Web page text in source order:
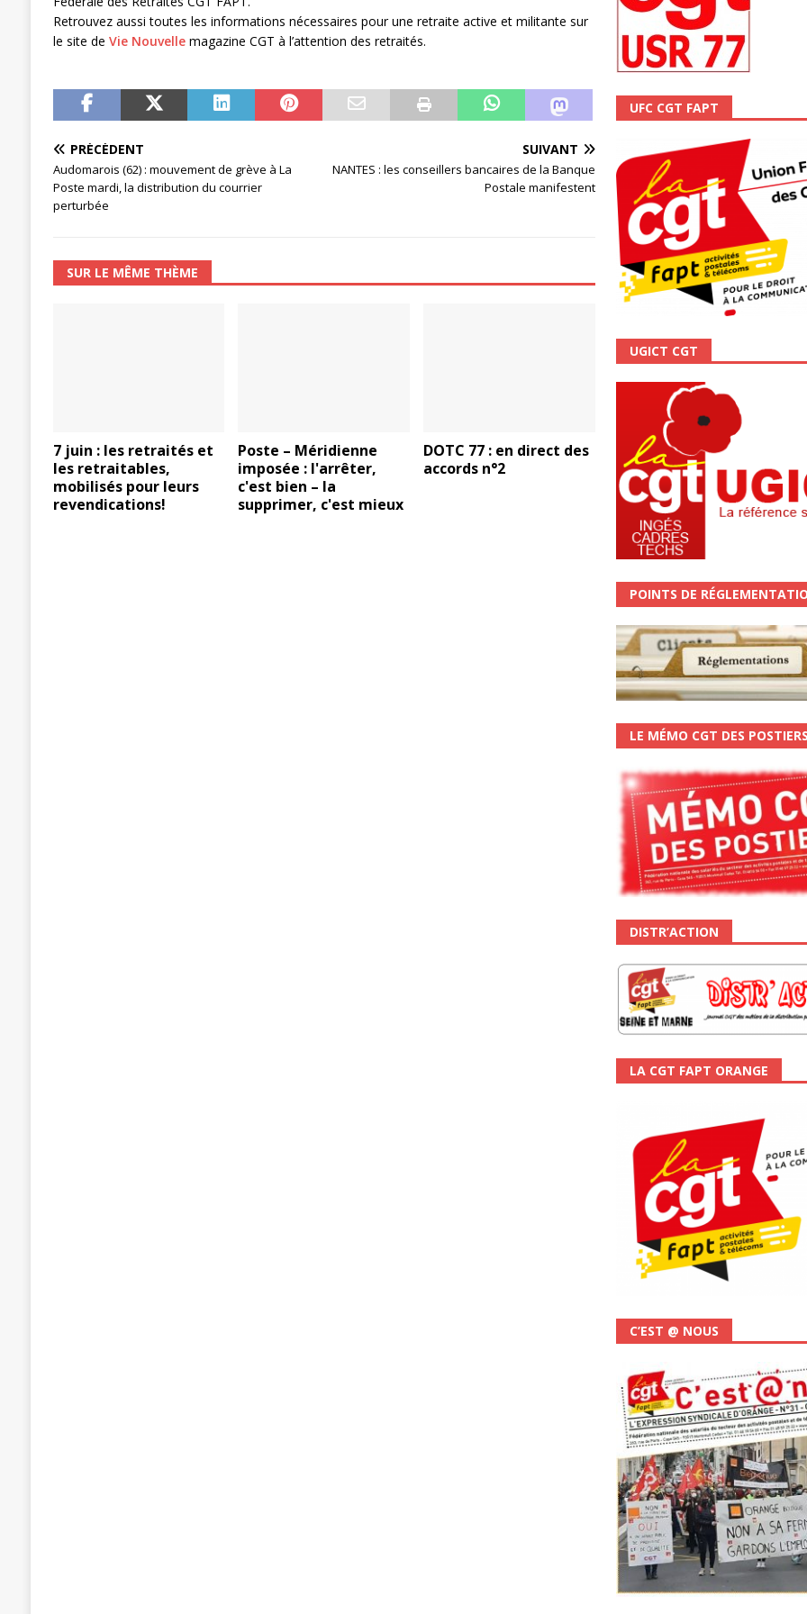
[ 27 avril 2024 ]
Retrouvez aussi toutes les informations nécessaires pour une retraite active et militante sur
le site de Vie Nouvellemagazine CGT à l’attention des retraités.
PRÉCÉDENT
Audomarois (62) : mouvement de grève à La
Poste mardi, la distribution du courrier
perturbée
SUIVANT
NANTES : les conseillers bancaires de la Banque
Postale manifestent
SUR LE MÊME THÈME
7 juin : les retraités et
les retraitables,
mobilisés pour leurs
revendications!
Poste – Méridienne
imposée : l'arrêter,
c'est bien – la
supprimer, c'est mieux
DOTC 77 : en direct des
accords n°2
UFC CGT FAPT
UGICT CGT
POINTS DE
LE MÉMO CGT DES
DISTR’ACTION
LA CGT FAPT ORANGE
C’EST @ NOUS